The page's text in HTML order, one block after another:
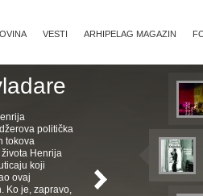
ARHIPELAG MAGAZIN
VESTI
politička
tokova
Henrija
koji
ovaj
Ko je, zapravo,